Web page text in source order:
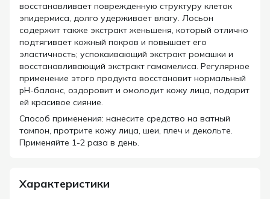
восстанавливает поврежденную структуру клеток
эпидермиса, долго удерживает влагу. Лосьон
содержит также экстракт женьшеня, который отлично
подтягивает кожный покров и повышает его
эластичность; успокаивающий экстракт ромашки и
восстанавливающий экстракт гамамелиса. Регулярное
применение этого продукта восстановит нормальный
pH-баланс, оздоровит и омолодит кожу лица, подарит
ей красивое сияние.
Способ применения: нанесите средство на ватный
тампон, протрите кожу лица, шеи, плеч и декольте.
Применяйте 1-2 раза в день.
Характеристики